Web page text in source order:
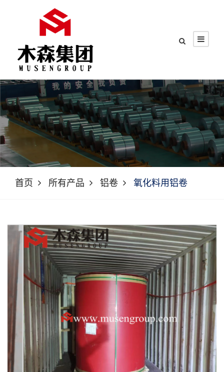
首页 所有产品 铝卷 氧化料用铝卷